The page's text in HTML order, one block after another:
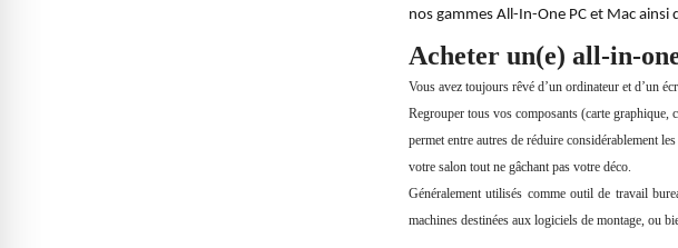
nos gammes All-In-One PC et Mac ainsi
Acheter un(e) all-in-
Vous avez toujours rêvé d’un ordinateur et d’un
Regrouper tous vos composants (carte graphique,
permet entre autres de réduire considérablement
votre salon tout ne gâchant pas votre déco.
Généralement utilisés comme outil de travail
machines destinées aux logiciels de montage, ou